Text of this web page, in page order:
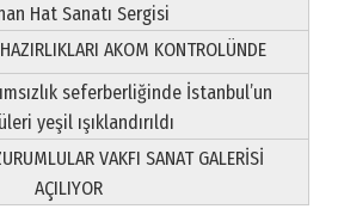
Hat Sanatı Sergisi
AKOM KONTROLÜNDE
seferberliğinde İstanbul’un
yeşil ışıklandırıldı
VAKFI SANAT GALERİSİ
AÇILIYOR
Gündoğdu
ÜÇ KIZI
2026 Perşembe
Sebahattin Şirin’e